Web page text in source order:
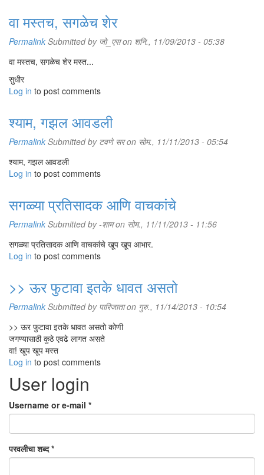
वा मस्तच, सगळेच शेर
Permalink Submitted by जो_एसon शनि., 11/09/2013 - 05:38
वा मस्तच, सगळेच शेर मस्त...
सुधीर
Log in to post comments
श्याम, गझल आवडली
Permalink Submitted by टवणे सरon सोम., 11/11/2013 - 05:54
श्याम, गझल आवडली
Log in to post comments
सगळ्या प्रतिसादक आणि वाचकांचे
Permalink Submitted by-शामon सोम., 11/11/2013 - 11:56
सगळ्या प्रतिसादक आणि वाचकांचे खूप खूप आभार.
Log in to post comments
>> ऊर फुटावा इतके धावत असतो
Permalink Submitted by पारिजाताon गुरु., 11/14/2013 - 10:54
>> ऊर फुटावा इतके धावत असतो कोणी
जगण्यासाठी कुठे एवढे लागत असते
वा! खूप खूप मस्त
Log in to post comments
User login
Username or e-mail *
परवलीचा शब्द*